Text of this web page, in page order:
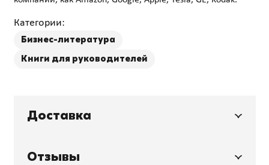
Категории:
Бизнес-литература
Книги для руководителей
Доставка
Отзывы